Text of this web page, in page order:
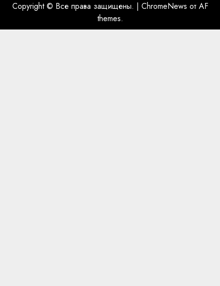
Copyright © Все права защищены. | ChromeNews от AF
themes.